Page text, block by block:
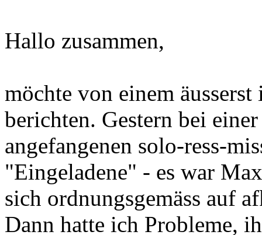
Hallo zusammen,
möchte von einem
berichten. Gestern bei
angefangenen solo-ress-
"Eingeladene" - es war
sich ordnungsgemäss auf
Dann hatte ich Probleme,